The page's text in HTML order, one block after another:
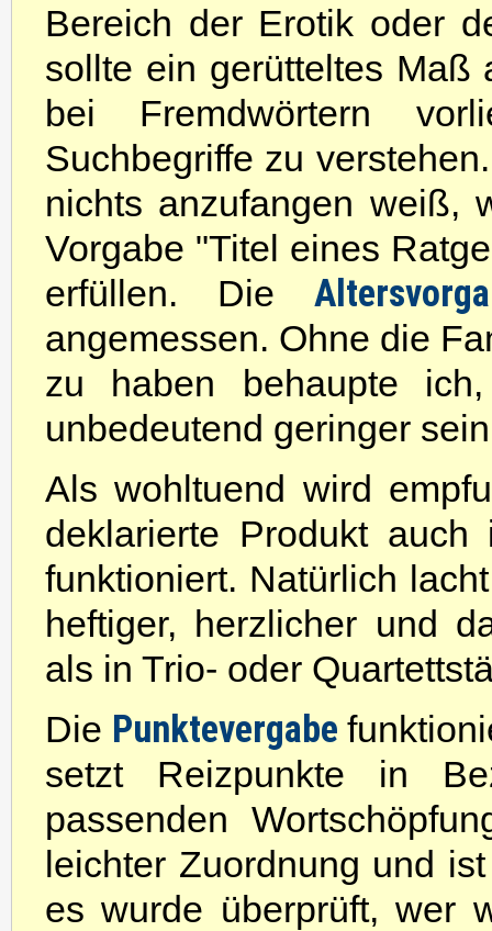
Bereich der Erotik oder
sollte ein gerütteltes Maß
bei Fremdwörtern
Suchbegriffe zu
nichts anzufangen weiß,
Vorgabe "Titel eines
erfüllen. Die
angemessen. Ohne die
zu haben behaupte
unbedeutend geringer
Als wohltuend wird
deklarierte Produkt
funktioniert. Natürlich
heftiger, herzlicher und
als in Trio- oder
Die Punktevergabe
setzt Reizpunkte in
passenden
leichter Zuordnung und
es wurde überprüft, wer